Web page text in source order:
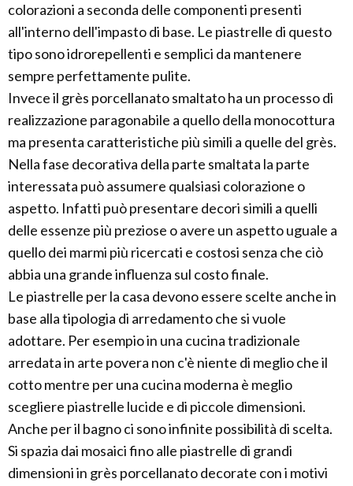
colorazioni a seconda delle componenti presenti
all'interno dell'impasto di base. Le piastrelle di questo
tipo sono idrorepellenti e semplici da mantenere
sempre perfettamente pulite.
Invece il grès porcellanato smaltato ha un processo di
realizzazione paragonabile a quello della monocottura
ma presenta caratteristiche più simili a quelle del grès.
Nella fase decorativa della parte smaltata la parte
interessata può assumere qualsiasi colorazione o
aspetto. Infatti può presentare decori simili a quelli
delle essenze più preziose o avere un aspetto uguale a
quello dei marmi più ricercati e costosi senza che ciò
abbia una grande influenza sul costo finale.
Le piastrelle per la casa devono essere scelte anche in
base alla tipologia di arredamento che si vuole
adottare. Per esempio in una cucina tradizionale
arredata in arte povera non c'è niente di meglio che il
cotto mentre per una cucina moderna è meglio
scegliere piastrelle lucide e di piccole dimensioni.
Anche per il bagno ci sono infinite possibilità di scelta.
Si spazia dai mosaici fino alle piastrelle di grandi
dimensioni in grès porcellanato decorate con i motivi